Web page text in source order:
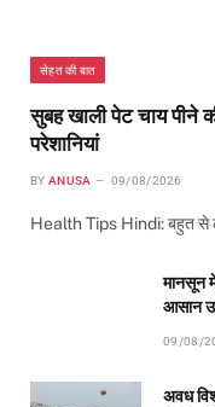
सेहत की बात
सुबह खाली पेट चाय पीने
परेशानियां
BY ANUSA 09/08/2026
Health Tips Hindi: बहुत से
मानसून
आसान
09/08/
अवध